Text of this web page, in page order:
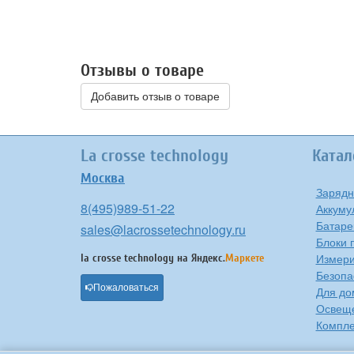
Отзывы о товаре
Добавить отзыв о товаре
La crosse technology
Москва
8(495)989-51-22
sales@lacrossetechnology.ru
la crosse technology на Яндекс.Маркете
Пожаловаться
Блоки
Для